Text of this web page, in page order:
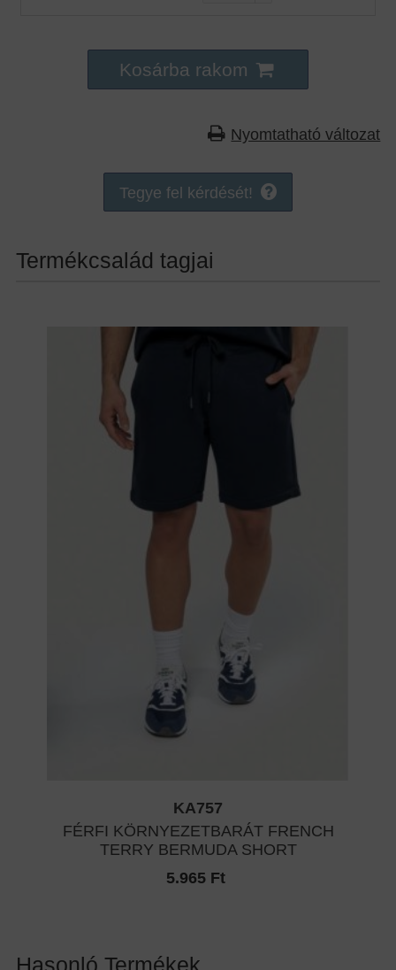
Kosárba rakom
Nyomtatható változat
Tegye fel kérdését!
Termékcsalád tagjai
KA757
FÉRFI KÖRNYEZETBARÁT FRENCH
TERRY BERMUDA SHORT
5.965 Ft
Hasonló Termékek